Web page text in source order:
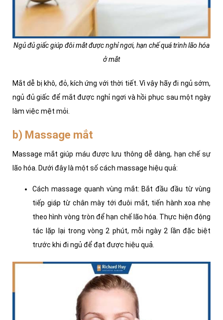
Ngủ đủ giấc giúp đôi mắt được nghỉ ngơi, hạn chế quá trình lão hóa
ở mắt
Mắt dễ bị khô, đỏ, kích ứng với thời tiết. Vì vậy hãy đi ngủ sớm,
ngủ đủ giấc để mắt được nghỉ ngơi và hồi phục sau một ngày
làm việc mệt mỏi.
b) Massage mắt
Massage mắt giúp máu được lưu thông dễ dàng, hạn chế sự
lão hóa. Dưới đây là một số cách massage hiệu quả:
Cách massage quanh vùng mắt: Bắt đầu đầu từ vùng
tiếp giáp từ chân mày tới đuôi mắt, tiến hành xoa nhẹ
theo hình vòng tròn để hạn chế lão hóa. Thực hiện động
tác lặp lại trong vòng 2 phút, mỗi ngày 2 lần đặc biệt
trước khi đi ngủ để đạt được hiệu quả.